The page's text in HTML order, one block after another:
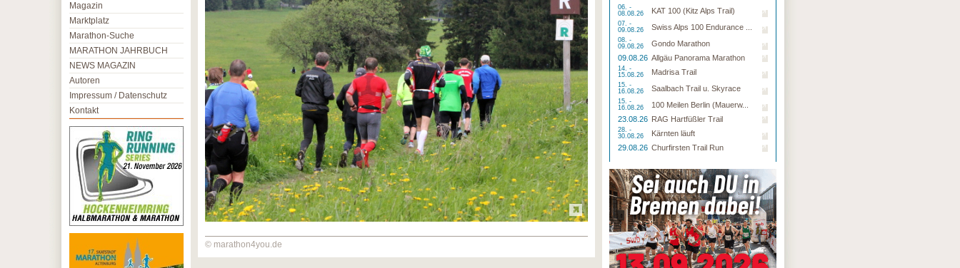
© marathon4you.de
06. -
08.08.26
KAT 100 (Kitz Alps Trail)
07. -
09.08.26
Swiss Alps 100 Endurance ...
08. -
09.08.26
Gondo Marathon
09.08.26 Allgäu Panorama Marathon
14. -
15.08.26
Madrisa Trail
15. -
16.08.26
Saalbach Trail u. Skyrace
15. -
16.08.26
100 Meilen Berlin (Mauerw...
23.08.26 RAG Hartfüßler Trail
28. -
30.08.26
Kärnten läuft
29.08.26 Churfirsten Trail Run
Magazin
Marktplatz
Marathon-Suche
MARATHON JAHRBUCH
NEWS MAGAZIN
Autoren
Impressum / Datenschutz
Kontakt